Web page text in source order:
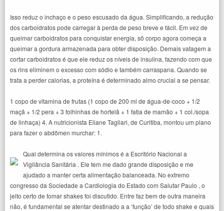
Isso reduz o inchaço e o peso escusado da água. Simplificando, a redução
dos carboidratos pode carregar à perda de peso breve e fácil. Em vez de
queimar carboidratos para conquistar energia, sô corpo agora começa a
queimar a gordura armazenada para obter disposição. Demais vatagem a
cortar carboidratos é que ele reduz os níveis de insulina, fazendo com que
os rins eliminem o excesso com sódio e também carraspana. Quando se
trata a perder calorias, a proteína é determinado almo crucial a se pensar.
1 copo de vitamina de frutas (1 copo de 200 ml de água-de-coco + 1/2
maçã + 1/2 pera + 3 folhinhas de hortelã + 1 fatia de mamão + 1 col./sopa
de linhaça) 4. A nutricionista Eliane Tagliari, de Curitiba, montou um plano
para fazer o abdômen murchar: 1.
Qual determina os valores mínimos é a Escritório Nacional a
Vigilância Sanitária . Ele tem me dado grande disposição e me
ajudado a manter certa alimentação balanceada. No extremo
congresso da Sociedade a Cardiologia do Estado com Salutar Paulo , o
jeito certo de tomar shakes foi discutido. Entre faz bem de outra maneira
não, é fundamental se atentar destinado a a ‘função’ de todo shake e quais